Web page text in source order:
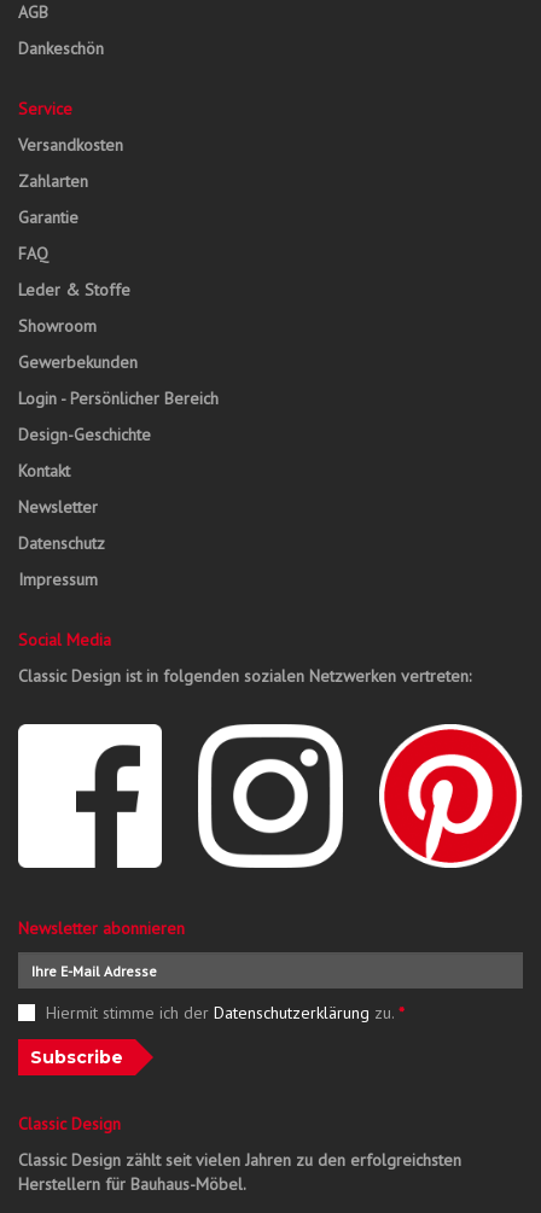
AGB
Dankeschön
Service
Versandkosten
Zahlarten
Garantie
FAQ
Leder & Stoffe
Showroom
Gewerbekunden
Login - Persönlicher Bereich
Design-Geschichte
Kontakt
Newsletter
Datenschutz
Impressum
Social Media
Classic Design ist in folgenden sozialen Netzwerken vertreten:
Newsletter abonnieren
Hiermit stimme ich der Datenschutzerklärung zu. *
Subscribe
Classic Design
Classic Design zählt seit vielen Jahren zu den erfolgreichsten
Herstellern für Bauhaus-Möbel.